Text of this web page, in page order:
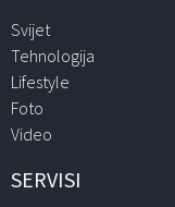
Svijet
Tehnologija
Lifestyle
Foto
Video
SERVISI